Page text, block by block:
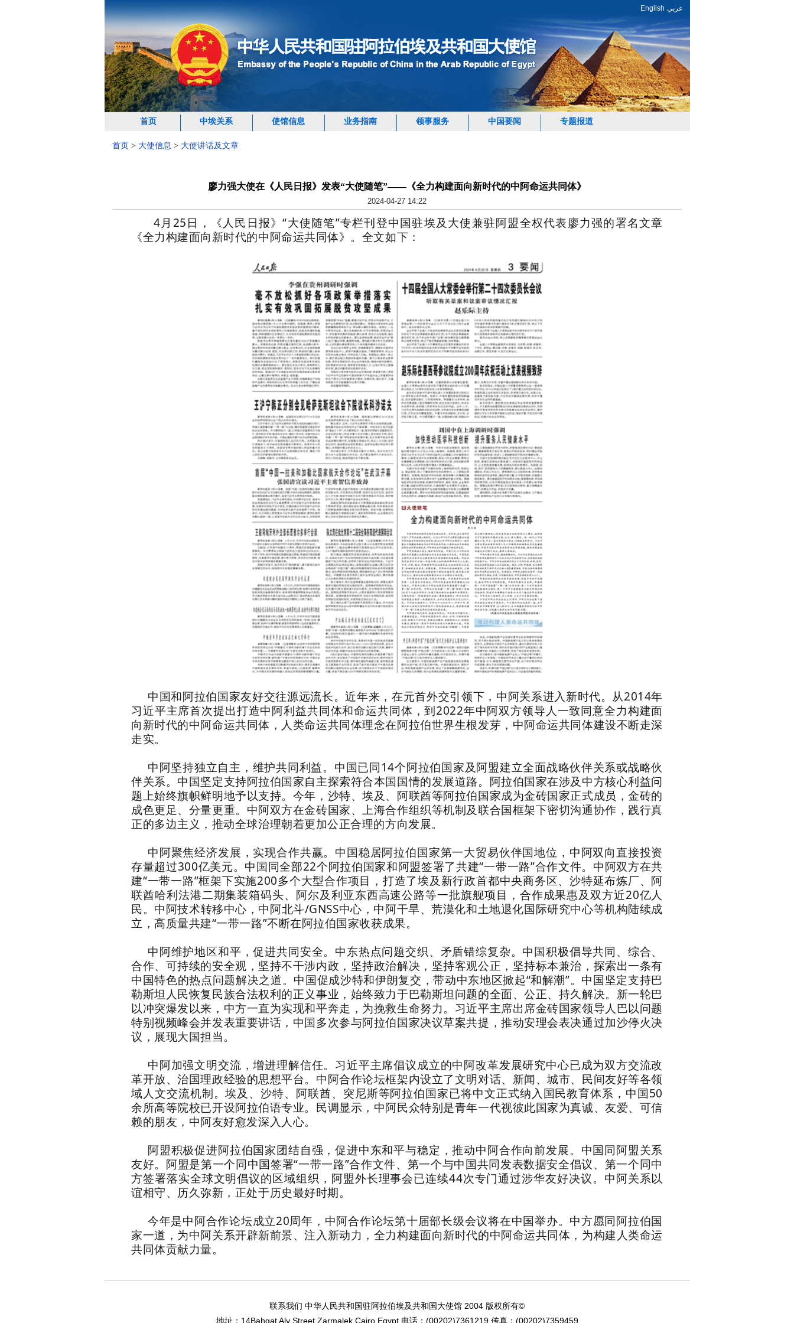
English عربي
首页 中埃关系 使馆信息 业务指南 领事服务 中国要闻 专题报道
首页 > 大使信息 > 大使讲话及文章
廖力强大使在《人民日报》发表“大使随笔”——《全力构建面向新时代的中阿命运共同体》
2024-04-27 14:22
4月25日，《人民日报》“大使随笔”专栏刊登中国驻埃及大使兼驻阿盟全权代表廖力强的署名文章
《全力构建面向新时代的中阿命运共同体》。全文如下：
中国和阿拉伯国家友好交往源远流长。近年来，在元首外交引领下，中阿关系进入新时代。从2014年
习近平主席首次提出打造中阿利益共同体和命运共同体，到2022年中阿双方领导人一致同意全力构建面
向新时代的中阿命运共同体，人类命运共同体理念在阿拉伯世界生根发芽，中阿命运共同体建设不断走深
走实。
中阿坚持独立自主，维护共同利益。中国已同14个阿拉伯国家及阿盟建立全面战略伙伴关系或战略伙
伴关系。中国坚定支持阿拉伯国家自主探索符合本国国情的发展道路。阿拉伯国家在涉及中方核心利益问
题上始终旗帜鲜明地予以支持。今年，沙特、埃及、阿联酋等阿拉伯国家成为金砖国家正式成员，金砖的
成色更足、分量更重。中阿双方在金砖国家、上海合作组织等机制及联合国框架下密切沟通协作，践行真
正的多边主义，推动全球治理朝着更加公正合理的方向发展。
中阿聚焦经济发展，实现合作共赢。中国稳居阿拉伯国家第一大贸易伙伴国地位，中阿双向直接投资
存量超过300亿美元。中国同全部22个阿拉伯国家和阿盟签署了共建“一带一路”合作文件。中阿双方在共
建“一带一路”框架下实施200多个大型合作项目，打造了埃及新行政首都中央商务区、沙特延布炼厂、阿
联酋哈利法港二期集装箱码头、阿尔及利亚东西高速公路等一批旗舰项目，合作成果惠及双方近20亿人
民。中阿技术转移中心，中阿北斗/GNSS中心，中阿干旱、荒漠化和土地退化国际研究中心等机构陆续成
立，高质量共建“一带一路”不断在阿拉伯国家收获成果。
中阿维护地区和平，促进共同安全。中东热点问题交织、矛盾错综复杂。中国积极倡导共同、综合、
合作、可持续的安全观，坚持不干涉内政，坚持政治解决，坚持客观公正，坚持标本兼治，探索出一条有
中国特色的热点问题解决之道。中国促成沙特和伊朗复交，带动中东地区掀起“和解潮”。中国坚定支持巴
勒斯坦人民恢复民族合法权利的正义事业，始终致力于巴勒斯坦问题的全面、公正、持久解决。新一轮巴
以冲突爆发以来，中方一直为实现和平奔走，为挽救生命努力。习近平主席出席金砖国家领导人巴以问题
特别视频峰会并发表重要讲话，中国多次参与阿拉伯国家决议草案共提，推动安理会表决通过加沙停火决
议，展现大国担当。
中阿加强文明交流，增进理解信任。习近平主席倡议成立的中阿改革发展研究中心已成为双方交流改
革开放、治国理政经验的思想平台。中阿合作论坛框架内设立了文明对话、新闻、城市、民间友好等各领
域人文交流机制。埃及、沙特、阿联酋、突尼斯等阿拉伯国家已将中文正式纳入国民教育体系，中国50
余所高等院校已开设阿拉伯语专业。民调显示，中阿民众特别是青年一代视彼此国家为真诚、友爱、可信
赖的朋友，中阿友好愈发深入人心。
阿盟积极促进阿拉伯国家团结自强，促进中东和平与稳定，推动中阿合作向前发展。中国同阿盟关系
友好。阿盟是第一个同中国签署“一带一路”合作文件、第一个与中国共同发表数据安全倡议、第一个同中
方签署落实全球文明倡议的区域组织，阿盟外长理事会已连续44次专门通过涉华友好决议。中阿关系以
谊相守、历久弥新，正处于历史最好时期。
今年是中阿合作论坛成立20周年，中阿合作论坛第十届部长级会议将在中国举办。中方愿同阿拉伯国
家一道，为中阿关系开辟新前景、注入新动力，全力构建面向新时代的中阿命运共同体，为构建人类命运
共同体贡献力量。
联系我们 中华人民共和国驻阿拉伯埃及共和国大使馆 2004 版权所有©
地址： 14Bahgat Aly Street,Zarmalek,Cairo,Egypt电话： (00202)7361219传真： (00202)7359459